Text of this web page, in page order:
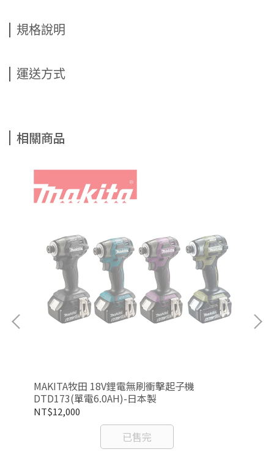
規格說明
運送方式
相關商品
MAKITA牧田 18V鋰電無刷衝擊起子機
DTD173(單電6.0AH)-日本製
NT$12,000
已售完